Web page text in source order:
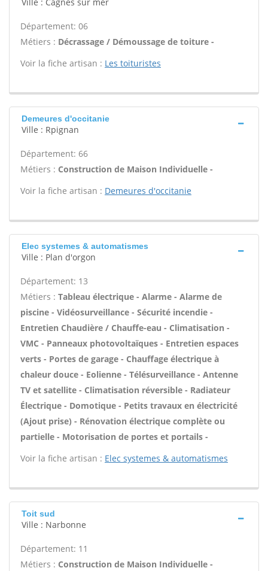
Département: 06
Métiers : Décrassage / Démoussage de toiture -
Voir la fiche artisan : Les toituristes
Demeures d'occitanie
Ville : Rpignan
Département: 66
Métiers : Construction de Maison Individuelle -
Voir la fiche artisan : Demeures d'occitanie
Elec systemes & automatismes
Ville : Plan d'orgon
Département: 13
Métiers : Tableau électrique - Alarme - Alarme de
piscine - Vidéosurveillance - Sécurité incendie -
Entretien Chaudière / Chauffe-eau - Climatisation -
VMC - Panneaux photovoltaïques - Entretien espaces
verts - Portes de garage - Chauffage électrique à
chaleur douce - Eolienne - Télésurveillance - Antenne
TV et satellite - Climatisation réversible - Radiateur
Électrique - Domotique - Petits travaux en électricité
(Ajout prise) - Rénovation électrique complète ou
partielle - Motorisation de portes et portails -
Voir la fiche artisan : Elec systemes & automatismes
Toit sud
Ville : Narbonne
Département: 11
Métiers : Construction de Maison Individuelle -